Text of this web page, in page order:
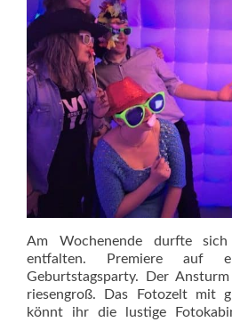
Am Wochenende durfte
entfalten. Premiere
Geburtstagsparty. Der
riesengroß. Das Fotozelt mit
könnt ihr die lustige